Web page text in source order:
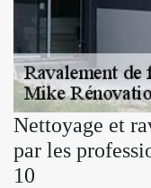
Nettoyage et
par les
10